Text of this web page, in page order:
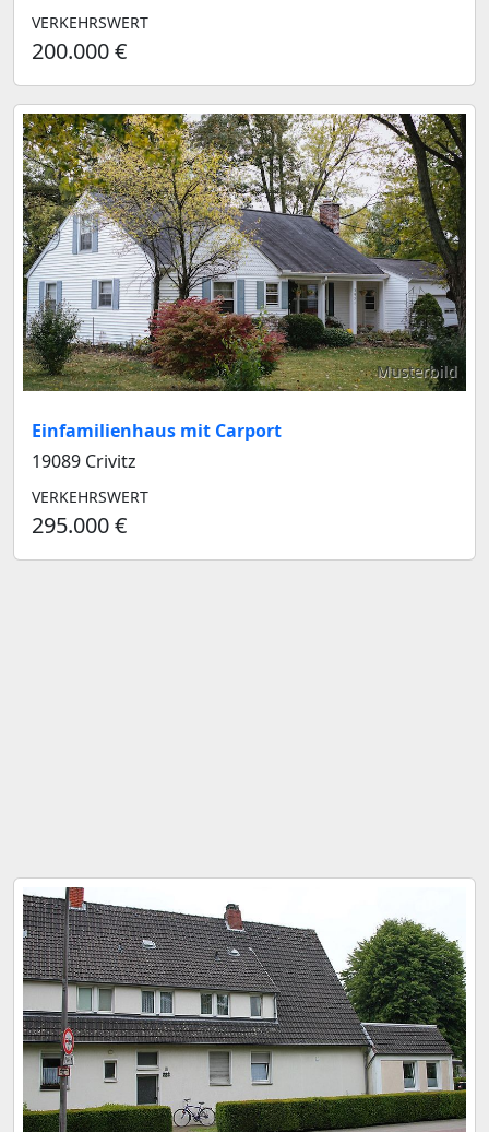
VERKEHRSWERT
200.000 €
Musterbild
Einfamilienhaus mit Carport
19089 Crivitz
VERKEHRSWERT
295.000 €